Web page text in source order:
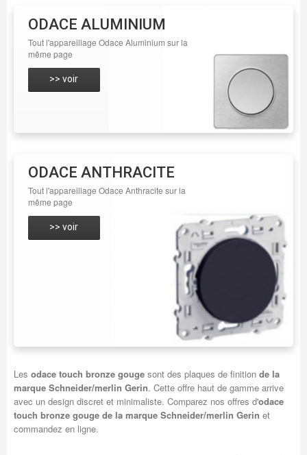
ODACE ALUMINIUM
Tout l'appareillage Odace Aluminium sur la
même page
>> voir
ODACE ANTHRACITE
Tout l'appareillage Odace Anthracite sur la
même page
>> voir
Les odace touch bronze gouge sont des plaques de finition de la
marque Schneider/merlin Gerin. Cette offre haut de gamme arrive
avec un design discret et minimaliste. Comparez nos offres d'odace
touch bronze gouge de la marque Schneider/merlin Gerin et
commandez en ligne.